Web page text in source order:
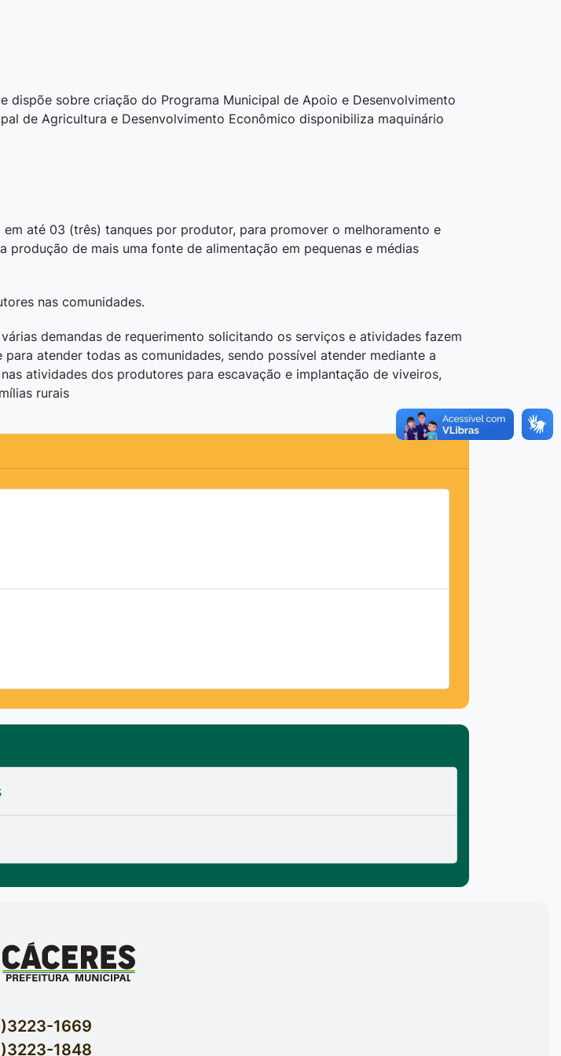
dispõe sobre criação do Programa Municipal de Apoio e Desenvolvimento
de Agricultura e Desenvolvimento Econômico disponibiliza maquinário
até 03 (três) tanques por produtor, para promover o melhoramento e
de mais uma fonte de alimentação em pequenas e médias
nas comunidades.
demandas de requerimento solicitando os serviços e atividades fazem
atender todas as comunidades, sendo possível atender mediante a
atividades dos produtores para escavação e implantação de viveiros,
rurais
1669
1848